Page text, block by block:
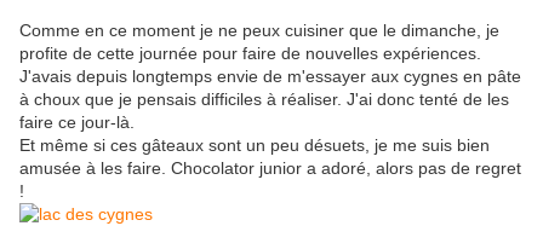
Comme en ce moment je ne peux cuisiner que le dimanche, je
profite de cette journée pour faire de nouvelles expériences.
J'avais depuis longtemps envie de m'essayer aux cygnes en pâte
à choux que je pensais difficiles à réaliser. J'ai donc tenté de les
faire ce jour-là.
Et même si ces gâteaux sont un peu désuets, je me suis bien
amusée à les faire. Chocolator junior a adoré, alors pas de regret
!